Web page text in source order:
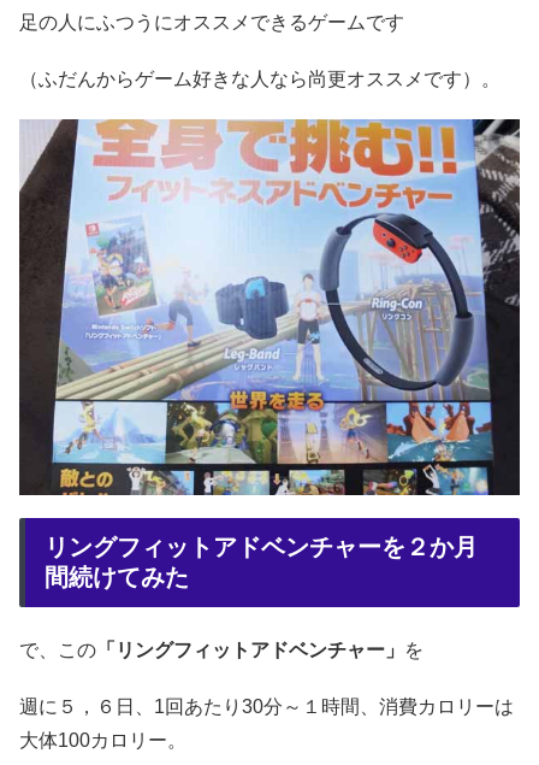
足の人にふつうにオススメできるゲームです
（ふだんからゲーム好きな人なら尚更オススメです）。
リングフィットアドベンチャーを２か月
間続けてみた
で、この 「リングフィットアドベンチャー」 を
週に５，６日、1回あたり30分～１時間、消費カロリーは
大体100カロリー。